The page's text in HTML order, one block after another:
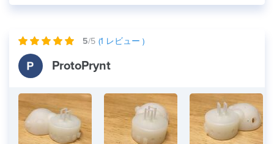
5/5 (1 レビュー )
ProtoPrynt